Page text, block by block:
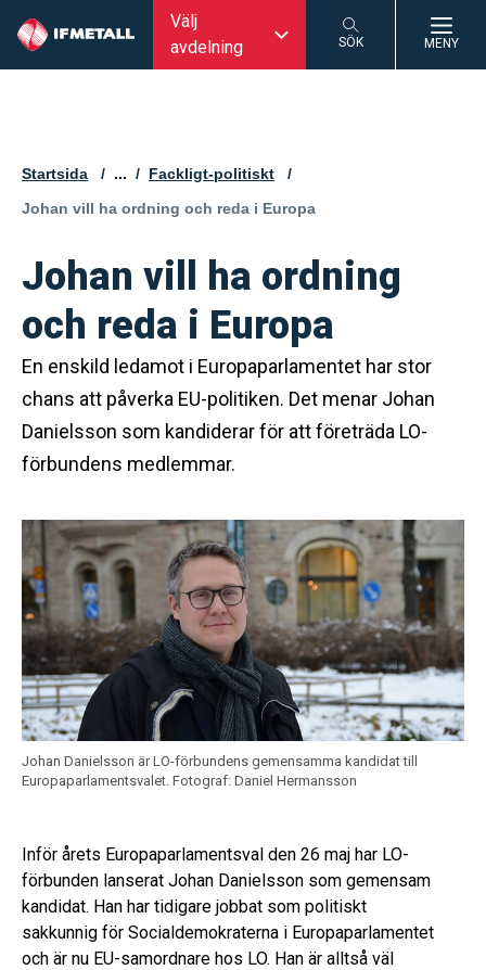
Välj
avdelning
SÖK MENY
Startsida ...
Fackligt-politiskt
Aktuell sida:
Johan vill ha ordning och reda i Europa
Johan vill ha ordning
och reda i Europa
En enskild ledamot i Europaparlamentet har stor
chans att påverka EU-politiken. Det menar Johan
Danielsson som kandiderar för att företräda LO-
förbundens medlemmar.
Johan Danielsson är LO-förbundens gemensamma kandidat till
Europaparlamentsvalet. Fotograf: Daniel Hermansson
Inför årets Europaparlamentsval den 26 maj har LO-
förbunden lanserat Johan Danielsson som gemensam
kandidat. Han har tidigare jobbat som politiskt
sakkunnig för Socialdemokraterna i Europaparlamentet
och är nu EU-samordnare hos LO. Han är alltså väl